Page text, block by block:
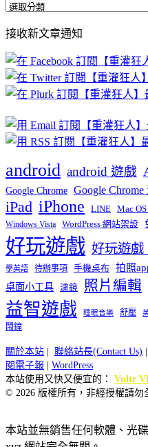
全
文
章
分
類
接收新文章通知
android android 遊戲
Google Chrome Google
iPad iPhone LINE Mac
Windows Vista WordPress 網站架設
好玩遊戲 好玩遊戲
學英語 待辦事項 手機桌布 拍照
桌面小工具 濾鏡 照片編輯
益智遊戲 睡眠音樂 舒壓
鬧鐘
關於本站 | 聯絡站長(Contact Us)
閱電子報 | WordPress
本站使用又快又便宜的： Vultr
© 2026 版權所有，非經授權請勿
本站並無銷售任何軟體、光